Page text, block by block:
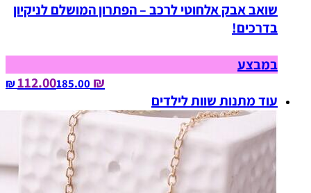
שואב אבק אלחוטי לרכב – הפתרון המושלם לניקיון
בדרכים!
במבצע
₪ 112.00
185.00‏ ₪
עוד מתנות שוות לילדים